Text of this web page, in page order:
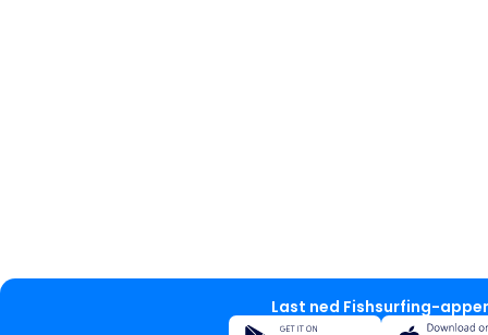
Last ned Fishsurfing-